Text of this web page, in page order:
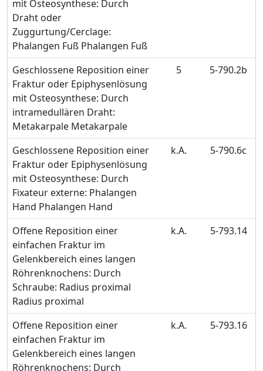
mit Osteosynthese: Durch
Draht oder
Zuggurtung/Cerclage:
Phalangen Fuß Phalangen Fuß
Geschlossene Reposition einer
Fraktur oder Epiphysenlösung
mit Osteosynthese: Durch
intramedullären Draht:
Metakarpale Metakarpale
5 5-790.2b
Geschlossene Reposition einer
Fraktur oder Epiphysenlösung
mit Osteosynthese: Durch
Fixateur externe: Phalangen
Hand Phalangen Hand
k.A. 5-790.6c
Offene Reposition einer
einfachen Fraktur im
Gelenkbereich eines langen
Röhrenknochens: Durch
Schraube: Radius proximal
Radius proximal
k.A. 5-793.14
Offene Reposition einer
einfachen Fraktur im
Gelenkbereich eines langen
Röhrenknochens: Durch
k.A. 5-793.16